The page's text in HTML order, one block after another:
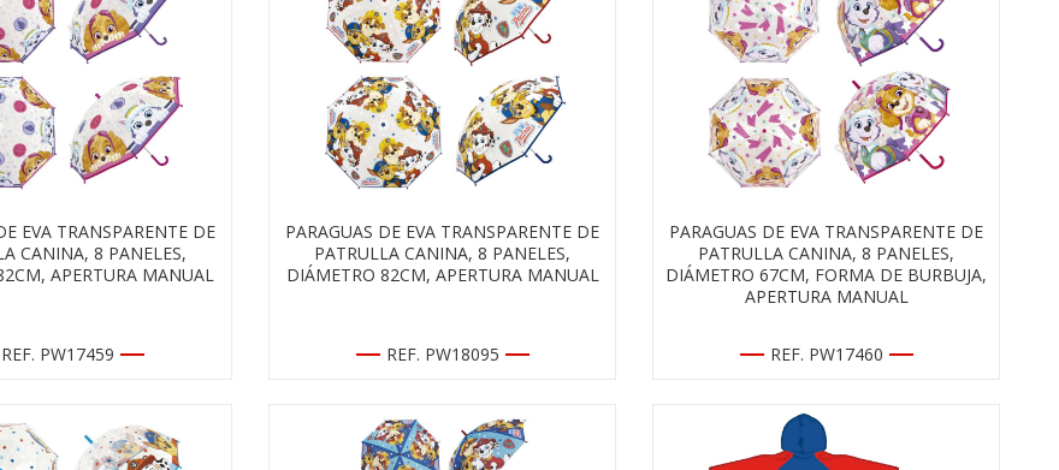
EVA TRANSPARENTE DE
CANINA, 8 PANELES,
APERTURA MANUAL
REF. PW17459
PARAGUAS DE EVA TRANSPARENTE DE
PATRULLA CANINA, 8 PANELES,
DIÁMETRO 82CM, APERTURA MANUAL
REF. PW18095
PARAGUAS DE EVA TRANSPARENTE DE
PATRULLA CANINA, 8 PANELES,
DIÁMETRO 67CM, FORMA DE BURBUJA,
APERTURA MANUAL
REF. PW17460